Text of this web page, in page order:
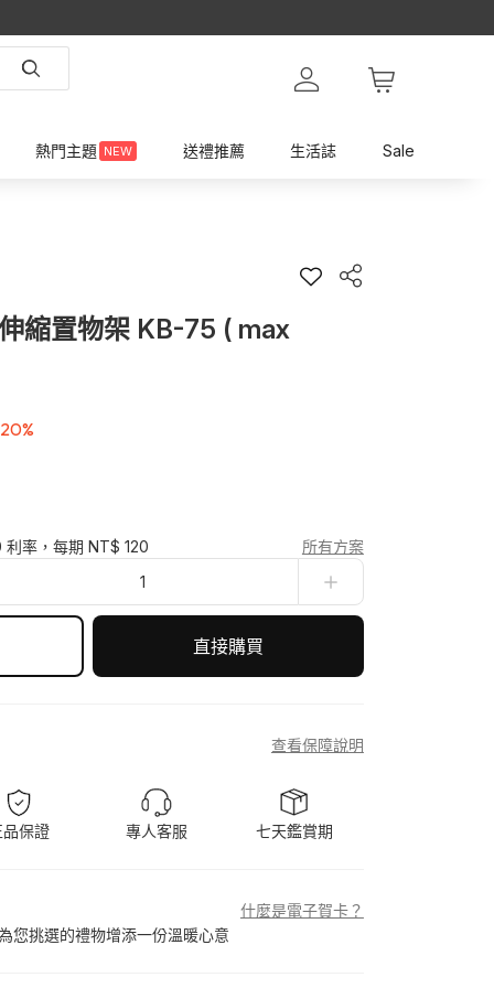
熱門主題 NEW 送禮推薦 生活誌 Sale
縮置物架 KB-75 ( max
利率，每期 NT$ 120
所有方案
1
直接購買
查看保障說明
品保證 專人客服 七天鑑賞期
什麼是電子賀卡？
您挑選的禮物增添一份溫暖心意